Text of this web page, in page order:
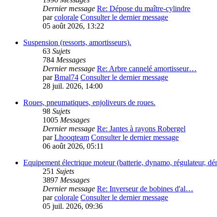
Dernier message Re: Dépose du maître-cylindre
parcolorale Consulter le dernier message
05 août 2026, 13:22
Suspension (ressorts, amortisseurs).
63 Sujets
784 Messages
Dernier message Re: Arbre cannelé amortisseur…
parBmal74 Consulter le dernier message
28 juil. 2026, 14:00
Roues, pneumatiques, enjoliveurs de roues.
98 Sujets
1005 Messages
Dernier message Re: Jantes à rayons Robergel
parLhooqteam Consulter le dernier message
06 août 2026, 05:11
Equipement électrique moteur (batterie, dynamo, régulateur,
251 Sujets
3897 Messages
Dernier message Re: Inverseur de bobines d'al…
parcolorale Consulter le dernier message
05 juil. 2026, 09:36